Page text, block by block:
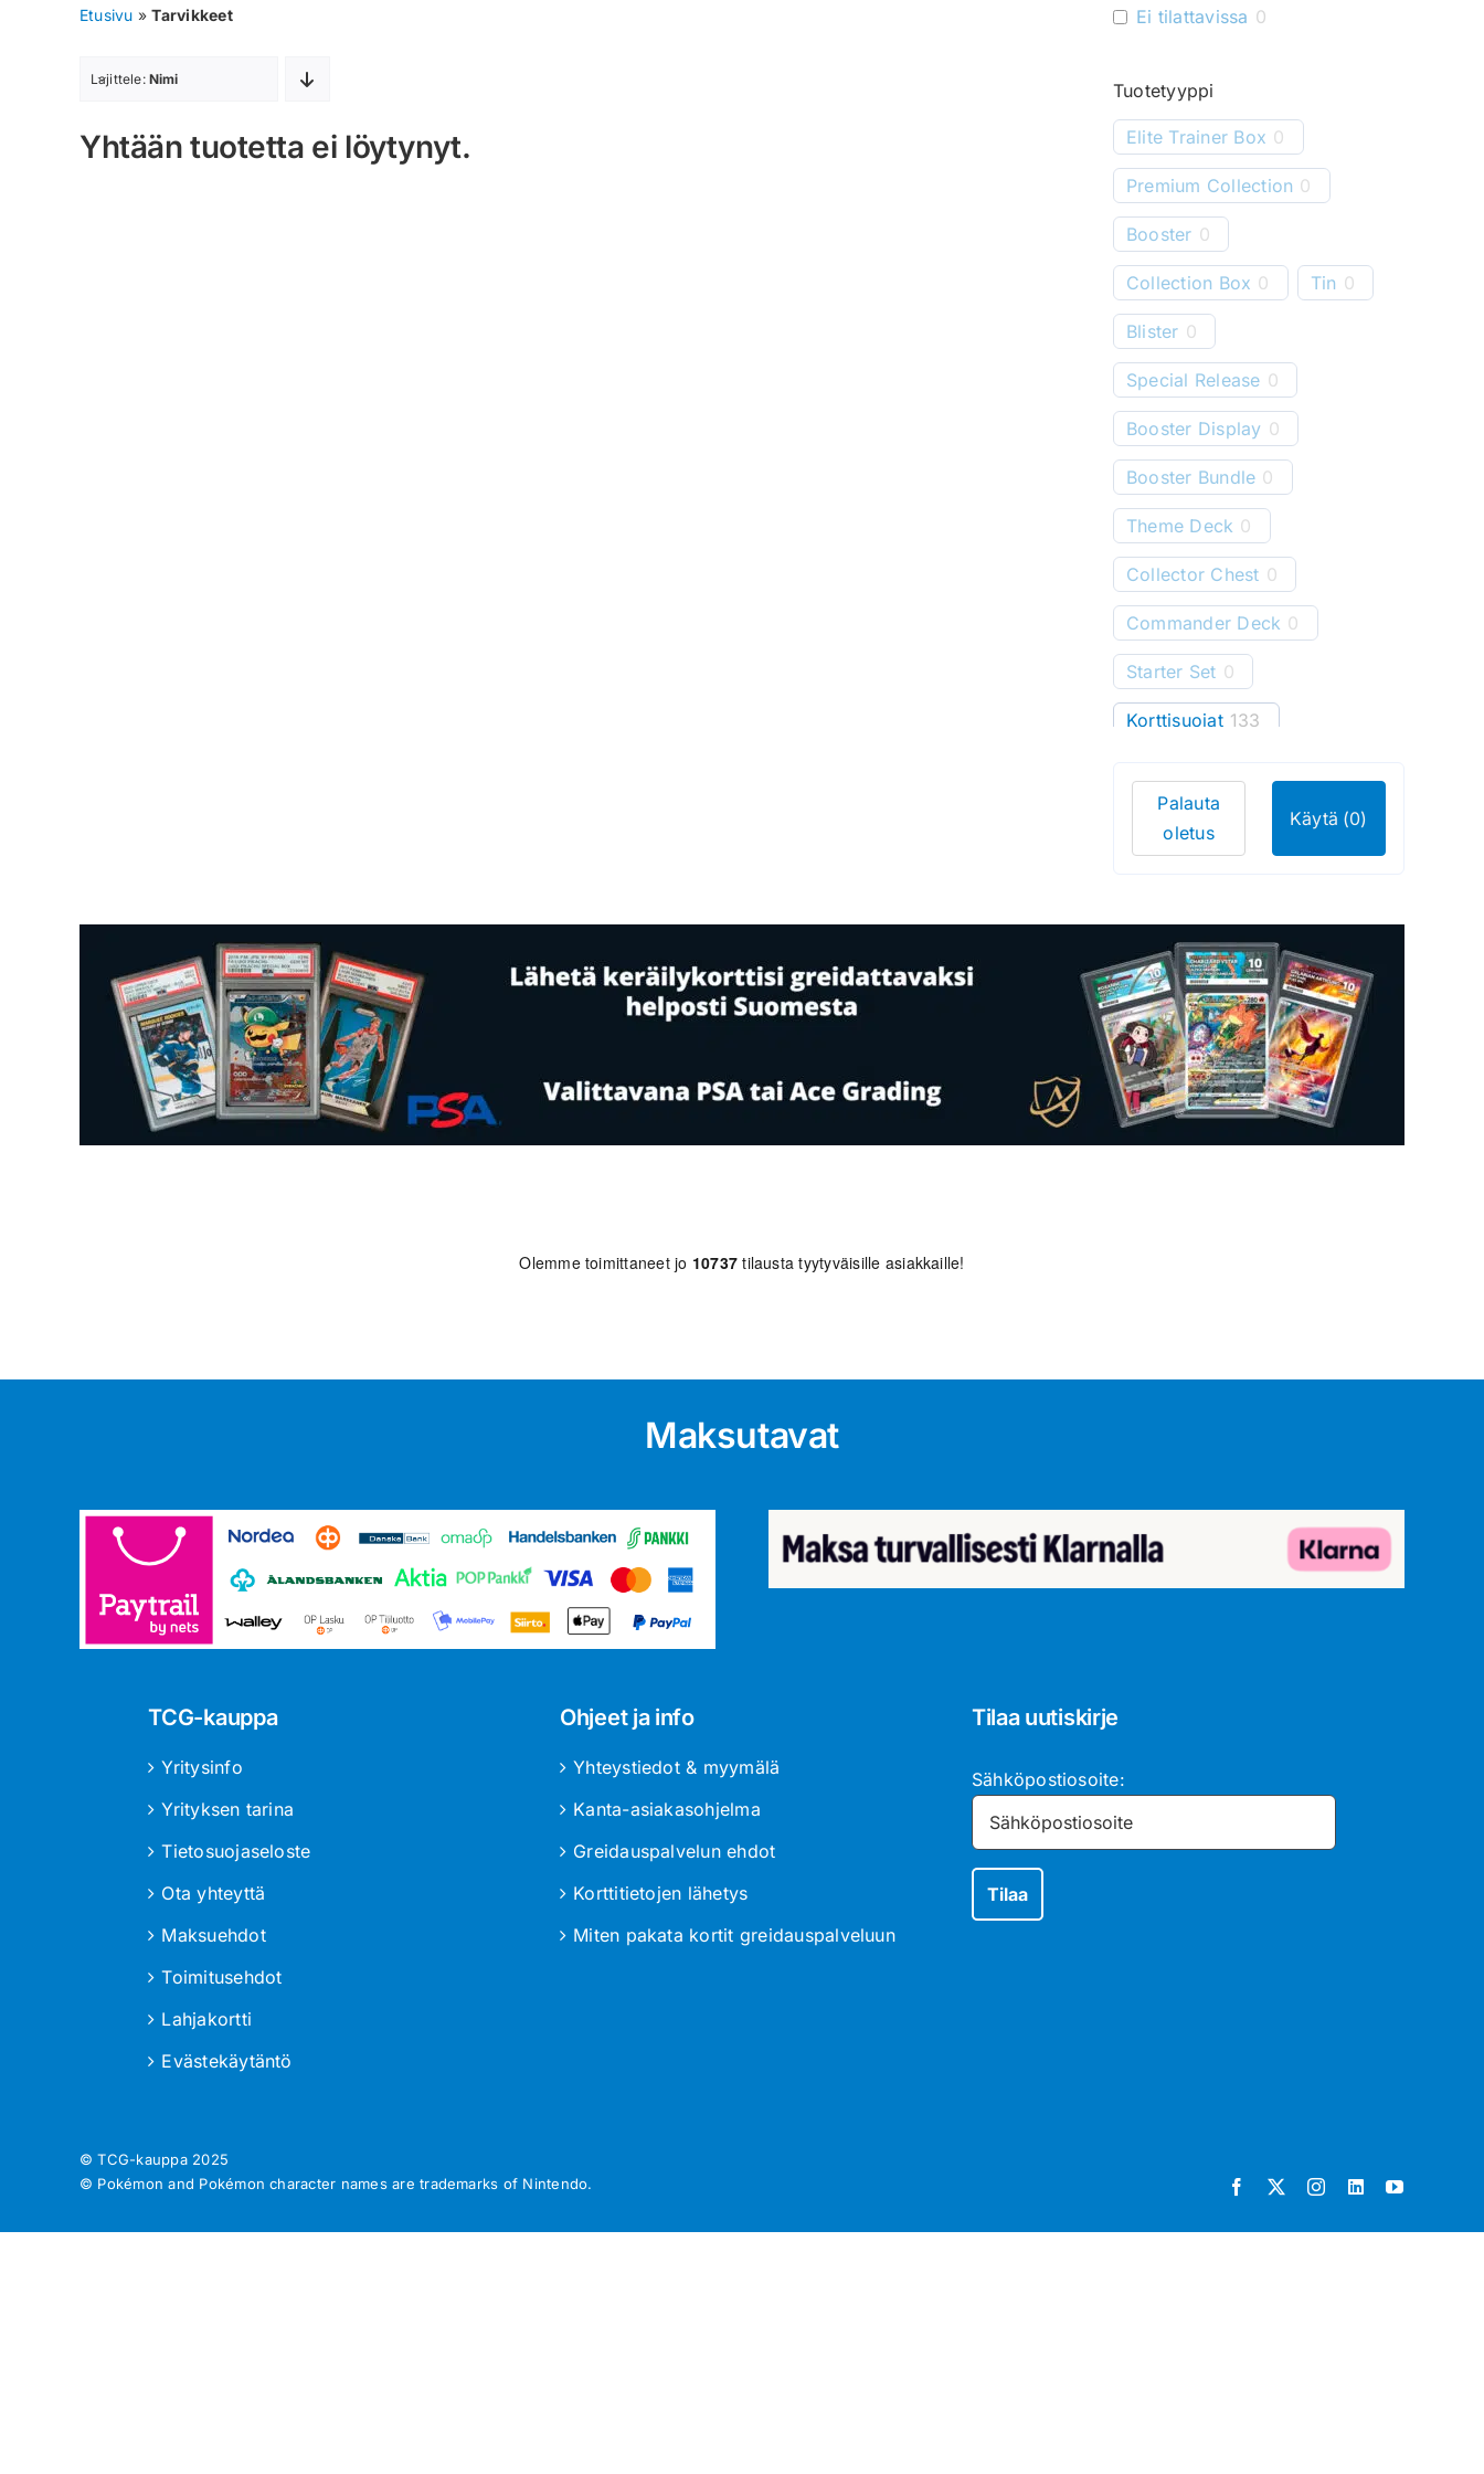
Etusivu »Tarvikkeet
Lajittele: Nimi
Yhtään tuotetta ei löytynyt.
Ei tilattavissa 0
Tuotetyyppi
Elite Trainer Box 0
Premium Collection 0
Booster 0
Collection Box 0 Tin 0
Blister 0
Special Release 0
Booster Display 0
Booster Bundle 0
Theme Deck 0
Collector Chest 0
Commander Deck 0
Starter Set 0
Korttisuojat 133
Starter Deck
Korttien säilytys 4
Bundle 1
Mysteeri-tuote 0
Figuuri 0 Gift Box 0
Käytä (0)
Palauta
oletus
Olemme toimittaneet jo 10737 tilausta tyytyväisille asiakkaille!
Maksutavat
TCG-kauppa
Yritysinfo
Yrityksen tarina
Tietosuojaseloste
Ota yhteyttä
Maksuehdot
Toimitusehdot
Lahjakortti
Evästekäytäntö
Ohjeet ja info
Yhteystiedot & myymälä
Kanta-asiakasohjelma
Greidauspalvelun ehdot
Korttitietojen lähetys
Miten pakata kortit greidauspalveluun
Tilaa uutiskirje
Sähköpostiosoite:
© TCG-kauppa 2025
© Pokémon and Pokémon character names are trademarks of Nintendo.